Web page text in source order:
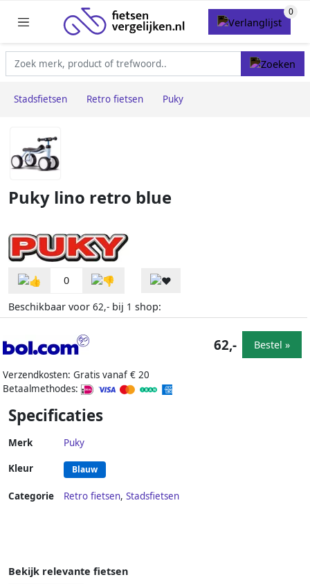
Stadsfietsen Retro fietsen Puky
Puky lino retro blue
0
Beschikbaar voor 62,- bij 1 shop:
Verzendkosten: Gratis vanaf € 20
Betaalmethodes:
62,- Bestel »
Specificaties
Merk Puky
Kleur Blauw
Categorie Retro fietsen, Stadsfietsen
Bekijk relevante fietsen